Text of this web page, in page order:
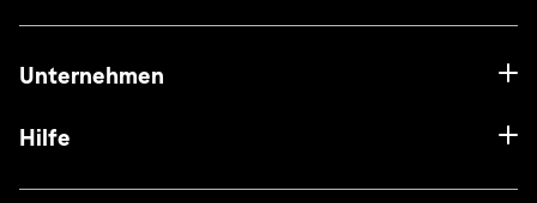
Unternehmen
Hilfe